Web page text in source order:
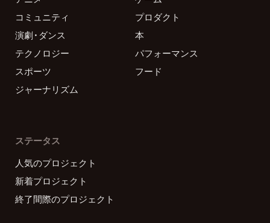
コミュニティ
プロダクト
演劇・ダンス
本
テクノロジー
パフォーマンス
スポーツ
フード
ジャーナリズム
ステータス
人気のプロジェクト
新着プロジェクト
終了間際のプロジェクト